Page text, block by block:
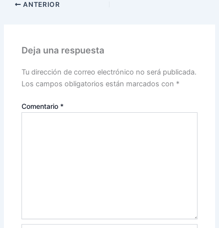
ANTERIOR
Deja una respuesta
Tu dirección de correo electrónico no será publicada.
Los campos obligatorios están marcados con *
Comentario *